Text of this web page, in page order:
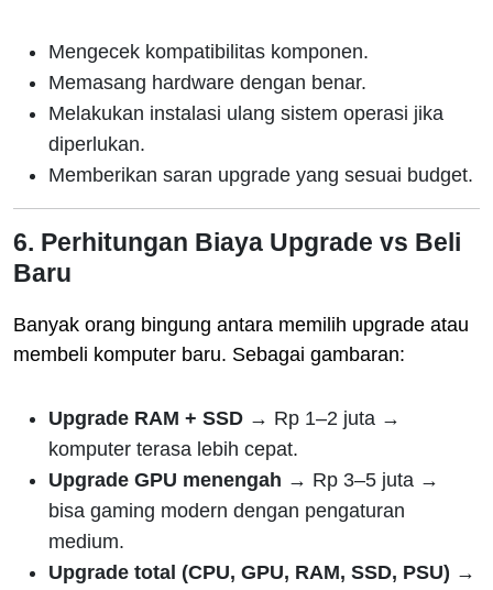
Mengecek kompatibilitas komponen.
Memasang hardware dengan benar.
Melakukan instalasi ulang sistem operasi jika
diperlukan.
Memberikan saran upgrade yang sesuai budget.
6. Perhitungan Biaya Upgrade vs Beli
Baru
Banyak orang bingung antara memilih upgrade atau
membeli komputer baru. Sebagai gambaran:
Upgrade RAM + SSD → Rp 1–2 juta →
komputer terasa lebih cepat.
Upgrade GPU menengah → Rp 3–5 juta →
bisa gaming modern dengan pengaturan
medium.
Upgrade total (CPU, GPU, RAM, SSD, PSU) →